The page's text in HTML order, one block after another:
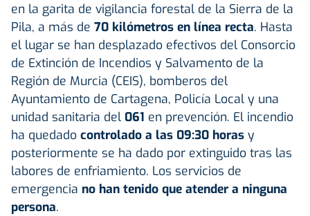
en la garita de vigilancia forestal de la Sierra de la
Pila, a más de 70 kilómetros en línea recta. Hasta
el lugar se han desplazado efectivos del Consorcio
de Extinción de Incendios y Salvamento de la
Región de Murcia (CEIS), bomberos del
Ayuntamiento de Cartagena, Policía Local y una
unidad sanitaria del 061 en prevención. El incendio
ha quedado controlado a las 09:30 horas y
posteriormente se ha dado por extinguido tras las
labores de enfriamiento. Los servicios de
emergencia no han tenido que atender a ninguna
persona.